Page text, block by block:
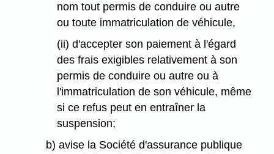
nom tout permis de conduire ou autre
ou toute immatriculation de véhicule,
(ii) d'accepter son paiement à l'égard
des frais exigibles relativement à son
permis de conduire ou autre ou à
l'immatriculation de son véhicule, même
si ce refus peut en entraîner la
suspension;
b) avise la Société d'assurance publique